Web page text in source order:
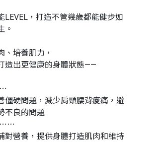
LEVEL，打造不管幾歲都能健步如
。
、培養肌力，
造出更健康的身體狀態——
僵硬問題，減少肩頸腰背痠痛，避
不良的問題
⋯⋯
對營養，提供身體打造肌肉和維持